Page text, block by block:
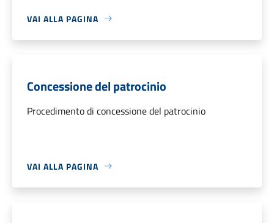
VAI ALLA PAGINA
Concessione del patrocinio
Procedimento di concessione del patrocinio
VAI ALLA PAGINA